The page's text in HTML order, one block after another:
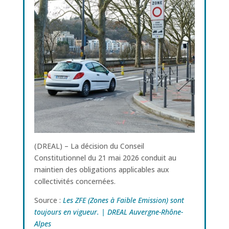
(DREAL) – La décision du Conseil
Constitutionnel du 21 mai 2026 conduit au
maintien des obligations applicables aux
collectivités concernées.
Source : Les ZFE (Zones à Faible Emission) sont
toujours en vigueur. | DREAL Auvergne-Rhône-
Alpes